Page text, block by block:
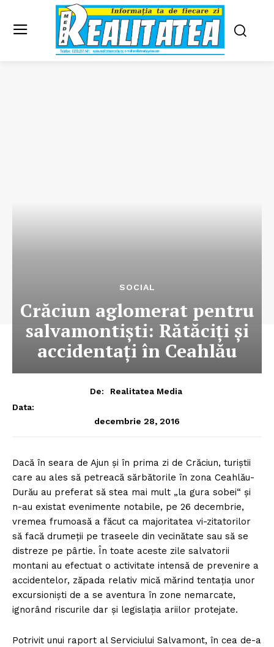
SOCIAL
Crăciun aglomerat pentru
salvamontişti: Rătăciţi şi
accidentaţi în Ceahlău
De:
Realitatea Media
Data:
decembrie 28, 2016
Dacă în seara de Ajun şi în prima zi de Crăciun, turiştii
care au ales să petreacă sărbătorile în zona Ceahlău-
Durău au preferat să stea mai mult „la gura sobei“ şi
n-au existat evenimente notabile, pe 26 decembrie,
vremea frumoasă a făcut ca majoritatea vi-zitatorilor
să facă drumeţii pe traseele din vecinătate sau să se
distreze pe pârtie. În toate aceste zile salvatorii
montani au efectuat o activitate intensă de prevenire a
accidentelor, zăpada relativ mică mărind tentaţia unor
excursionişti de a se aventura în zone nemarcate,
ignorând riscurile dar şi legislaţia ariilor protejate.
Potrivit unui raport al Serviciului Salvamont, în cea de-a